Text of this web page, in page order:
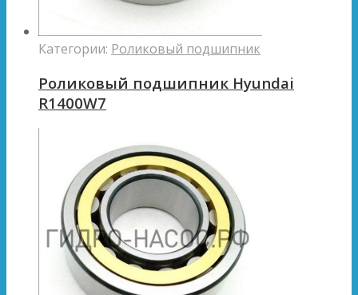
Категории: Роликовый подшипник
Роликовый подшипник Hyundai
R1400W7